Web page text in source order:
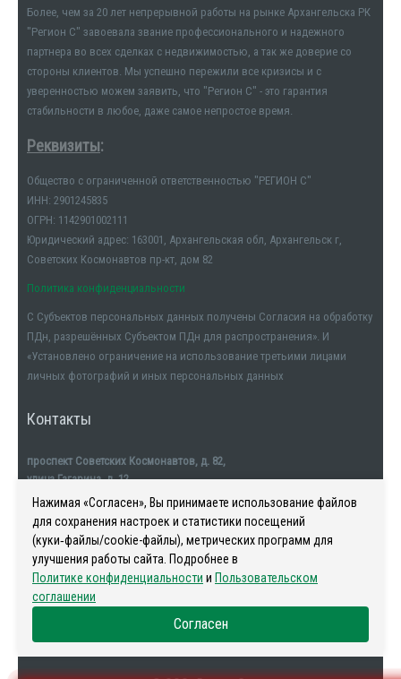
Более, чем за 20 лет непрерывной работы на рынке Архангельска РК
"Регион С" завоевала звание профессионального и надежного
партнера во всех сделках с недвижимостью, а так же доверие со
стороны клиентов. Мы успешно пережили все кризисы и с
уверенностью можем заявить, что "Регион С" - это гарантия
стабильности в любое, даже самое непростое время.
Реквизиты:
Общество с ограниченной ответственностью "РЕГИОН С"
ИНН: 2901245835
ОГРН: 1142901002111
Юридический адрес: 163001, Архангельская обл, Архангельск г,
Советских Космонавтов пр-кт, дом 82
Политика конфиденциальности
С Субъектов персональных данных получены Согласия на обработку
ПДн, разрешённых Субъектом ПДн для распространения». И
«Установлено ограничение на использование третьими лицами
личных фотографий и иных персональных данных
Контакты
проспект Советских Космонавтов, д. 82,
улица Гагарина, д. 12
тел. +7911-554-32-32
Наша история
Нажимая «Согласен», Вы принимаете использование файлов
для сохранения настроек и статистики посещений
(куки‑файлы/cookie-файлы), метрических программ для
улучшения работы сайта. Подробнее в
Политике конфиденциальности и Пользовательском
соглашении
Согласен